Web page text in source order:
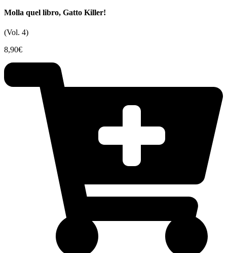
Molla quel libro, Gatto Killer!
(Vol. 4)
8,90€